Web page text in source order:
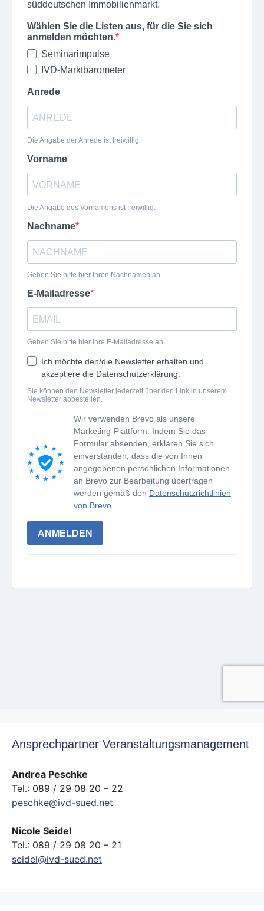
Ansprechpartner Veranstaltungsmanagement
Andrea Peschke
Tel.: 089 / 29 08 20 – 22
peschke@ivd-sued.net
Nicole Seidel
Tel.: 089 / 29 08 20 – 21
seidel@ivd-sued.net